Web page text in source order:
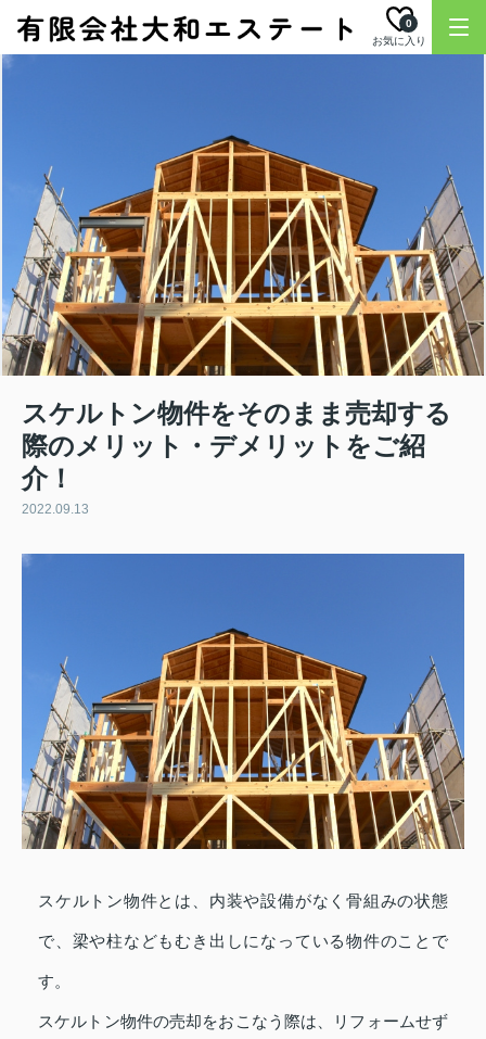
お気に入り
0
スケルトン物件をそのまま売却する
際のメリット・デメリットをご紹
介！
2022.09.13
スケルトン物件とは、内装や設備がなく骨組みの状態
で、梁や柱などもむき出しになっている物件のことで
す。
スケルトン物件の売却をおこなう際は、リフォームせず